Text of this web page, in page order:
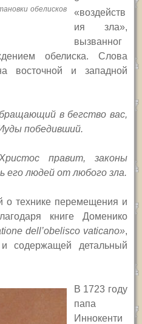
обелисков
«воздейств
ия зла»,
вызванног
обелиска. Слова
восточной и западной
в бегство вас,
победивший.
правит, законы
людей от любого зла.
о технике перемещения и
книге Доменико
dell’obelisco vaticano»,
содержащей детальный
В 1723 году
папа
Иннокенти